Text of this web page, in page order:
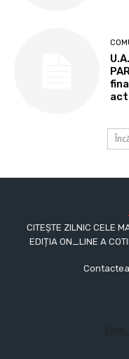
CITEȘTE ZILNIC CELE
EDIȚIA ON_LINE A